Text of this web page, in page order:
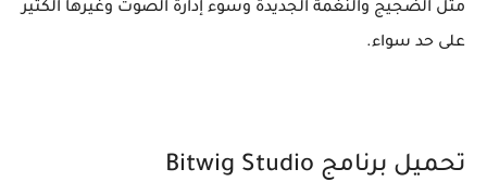
مثل الضجيج والنغمة الجديدة وسوء إدارة الصوت وغيرها الكثير
على حد سواء.
تحميل برنامج Bitwig Studio